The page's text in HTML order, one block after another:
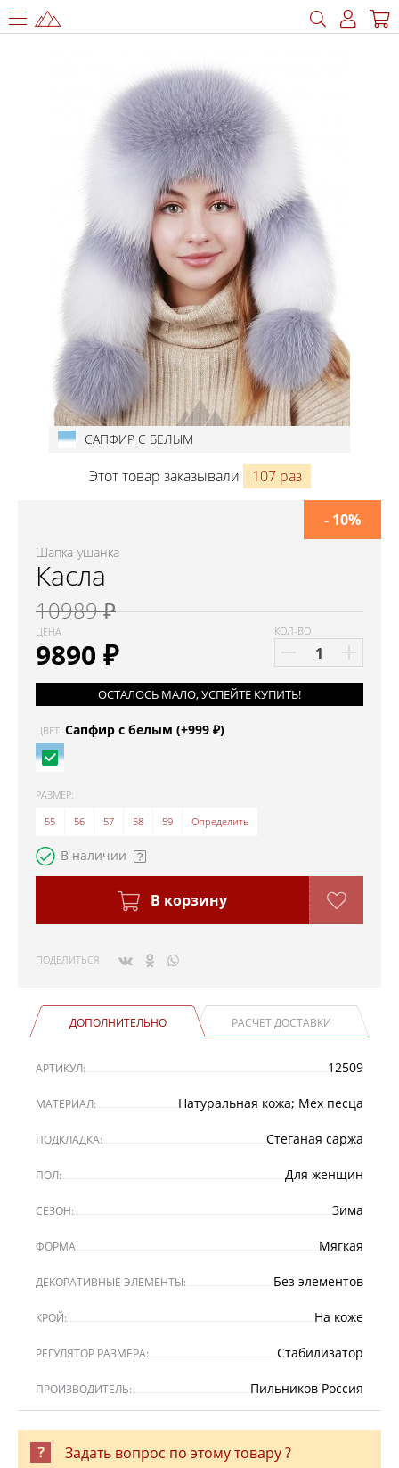
САПФИР С БЕЛЫМ
Этот товар заказывали 107 раз
Шапка-ушанка
Касла
10989 ₽
ЦЕНА
9890 ₽
- 10%
КОЛ-ВО
ОСТАЛОСЬ МАЛО, УСПЕЙТЕ КУПИТЬ!
ЦВЕТ: Сапфир с белым (+999 ₽)
РАЗМЕР:
55
56 57 58 59 Определить
В наличии
В корзину
ПОДЕЛИТЬСЯ
ДОПОЛНИТЕЛЬНО РАСЧЕТ ДОСТАВКИ
АРТИКУЛ: 12509
МАТЕРИАЛ: Натуральная кожа; Мех песца
ПОДКЛАДКА: Стеганая саржа
ПОЛ: Для женщин
СЕЗОН: Зима
ФОРМА: Мягкая
ДЕКОРАТИВНЫЕ ЭЛЕМЕНТЫ: Без элементов
КРОЙ: На коже
РЕГУЛЯТОР РАЗМЕРА: Стабилизатор
ПРОИЗВОДИТЕЛЬ: Пильников Россия
Задать вопрос по этому товару ?